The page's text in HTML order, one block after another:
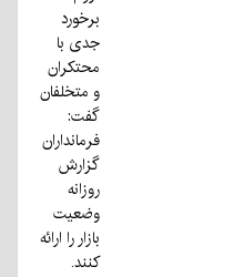
برخورد
جدی با
محتکران
و متخلفان
گفت:
فرمانداران
گزارش
روزانه
وضعیت
بازار را ارائه
کنند.